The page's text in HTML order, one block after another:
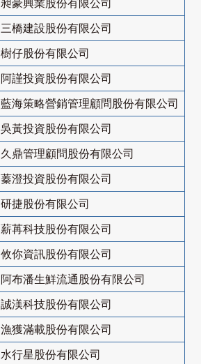
昶豪興業股份有限公司
三橋建設股份有限公司
樹仔股份有限公司
阿謹投資股份有限公司
藍海策略營銷管理顧問股份有限公司
吳黃投資股份有限公司
久鼎管理顧問股份有限公司
蓁澄投資股份有限公司
研捷股份有限公司
薪苒科技股份有限公司
攸你資訊股份有限公司
阿布潘生鮮流通股份有限公司
誠渼科技股份有限公司
漁獲滿載股份有限公司
水行星股份有限公司